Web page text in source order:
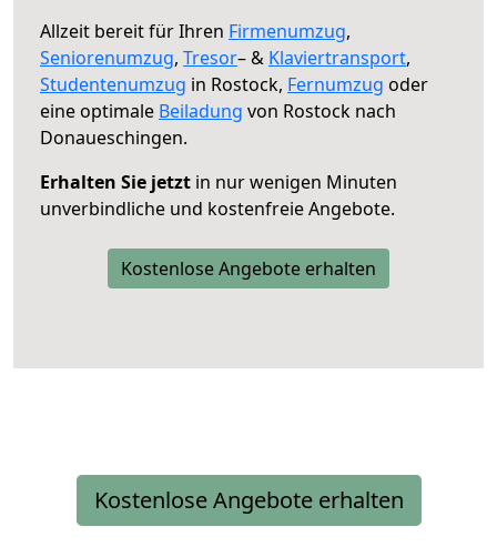
Allzeit bereit für Ihren Firmenumzug,
Seniorenumzug, Tresor– & Klaviertransport,
Studentenumzug in Rostock, Fernumzug oder
eine optimale Beiladung von Rostock nach
Donaueschingen.
Erhalten Sie jetzt in nur wenigen Minuten
unverbindliche und kostenfreie Angebote.
Kostenlose Angebote erhalten
Kostenlose Angebote erhalten